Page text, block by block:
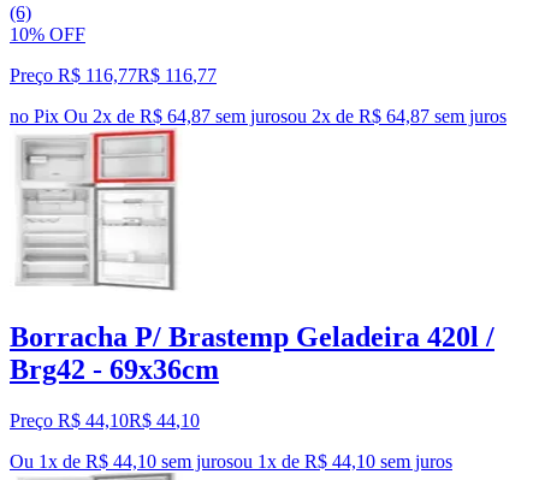
(6)
10% OFF
Preço R$ 116,77R$ 116,77
no Pix Ou 2x de R$ 64,87 sem jurosou 2x de R$ 64,87 sem juros
Borracha P/ Brastemp Geladeira 420l /
Brg42 - 69x36cm
Preço R$ 44,10R$ 44,10
Ou 1x de R$ 44,10 sem jurosou 1x de R$ 44,10 sem juros